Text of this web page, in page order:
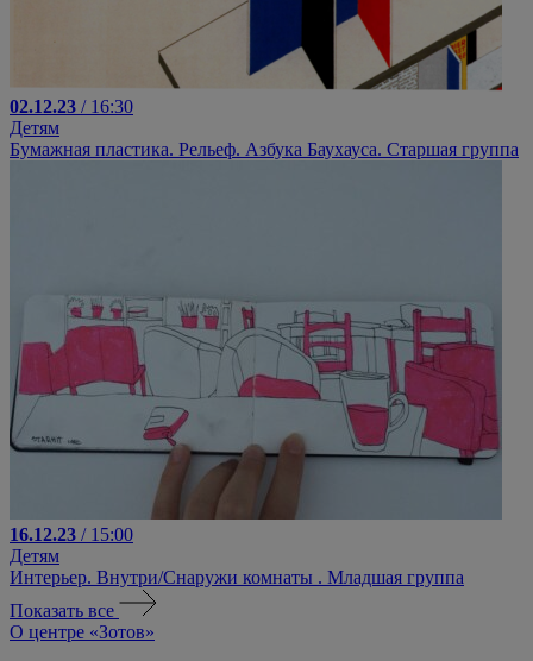
02.12.23 / 16:30
Детям
Бумажная пластика. Рельеф. Азбука Баухауса. Старшая группа
16.12.23 / 15:00
Детям
Интерьер. Внутри/Снаружи комнаты . Младшая группа
Показать все
О центре «Зотов»